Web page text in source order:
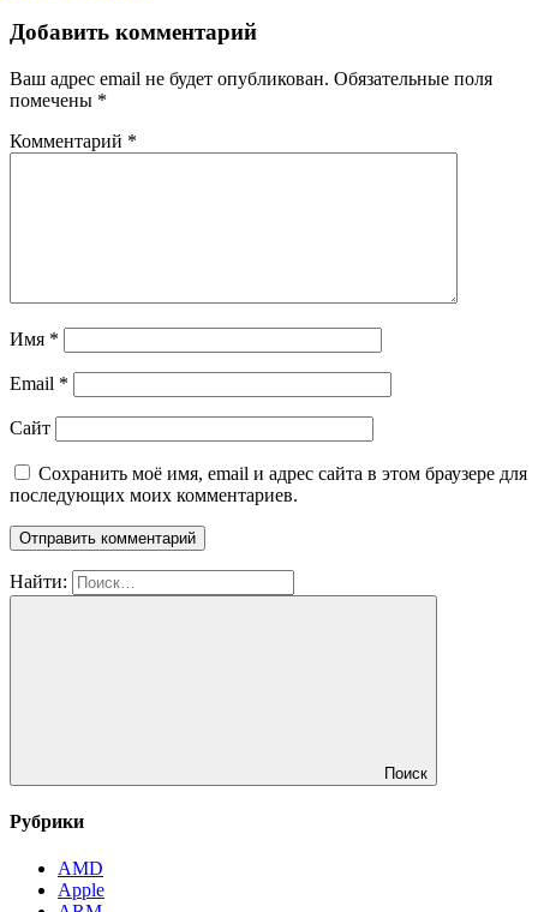
Добавить комментарий
Ваш адрес email не будет опубликован. Обязательные поля
помечены *
Комментарий *
Имя *
Email *
Сайт
Сохранить моё имя, email и адрес сайта в этом браузере для
последующих моих комментариев.
Найти:
Поиск
Рубрики
AMD
Apple